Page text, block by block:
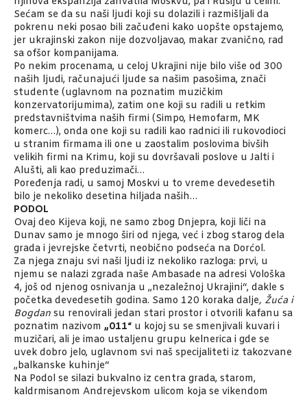
Sećam se da su naši ljudi koji su dolazili i razmišljali da
pokrenu neki posao bili začuđeni kako uopšte opstajemo,
jer ukrajinski zakon nije dozvoljavao, makar zvanično, rad
sa ofšor kompanijama.
Po nekim procenama, u celoj Ukrajini nije bilo više od 300
naših ljudi, računajući ljude sa našim pasošima, znači
studente (uglavnom na poznatim muzičkim
konzervatorijumima), zatim one koji su radili u retkim
predstavništvima naših firmi (Simpo, Hemofarm, MK
komerc…), onda one koji su radili kao radnici ili rukovodioci
u stranim firmama ili one u zaostalim poslovima bivših
velikih firmi na Krimu, koji su dovršavali poslove u Jalti i
Alušti, ali kao preduzimači…
Poređenja radi, u samoj Moskvi u to vreme devedesetih
bilo je nekoliko desetina hiljada naših…
PODOL
Ovaj deo Kijeva koji, ne samo zbog Dnjepra, koji liči na
Dunav samo je mnogo širi od njega, već i zbog starog dela
grada i jevrejske četvrti, neobično podseća na Dorćol.
Za njega znaju svi naši ljudi iz nekoliko razloga: prvi, u
njemu se nalazi zgrada naše Ambasade na adresi Vološka
4, još od njenog osnivanja u „nezaležnoj Ukrajini“, dakle s
početka devedesetih godina. Samo 120 koraka dalje, Žuća i
Bogdan su renovirali jedan stari prostor i otvorili kafanu sa
poznatim nazivom „011“ u kojoj su se smenjivali kuvari i
muzičari, ali je imao ustaljenu grupu kelnerica i gde se
uvek dobro jelo, uglavnom svi naš specijaliteti iz takozvane
„balkanske kuhinje“
Na Podol se silazi bukvalno iz centra grada, starom,
kaldrmisanom Andrejevskom ulicom koja se vikendom